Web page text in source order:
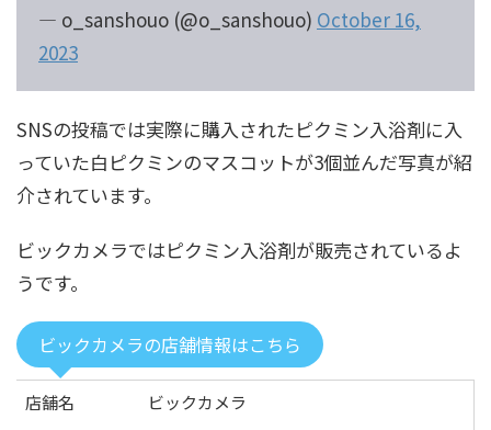
— o_sanshouo (@o_sanshouo) October 16,
2023
SNSの投稿では実際に購入されたピクミン入浴剤に入
っていた白ピクミンのマスコットが3個並んだ写真が紹
介されています。
ビックカメラではピクミン入浴剤が販売されているよ
うです。
ビックカメラの店舗情報はこちら
店舗名 ビックカメラ